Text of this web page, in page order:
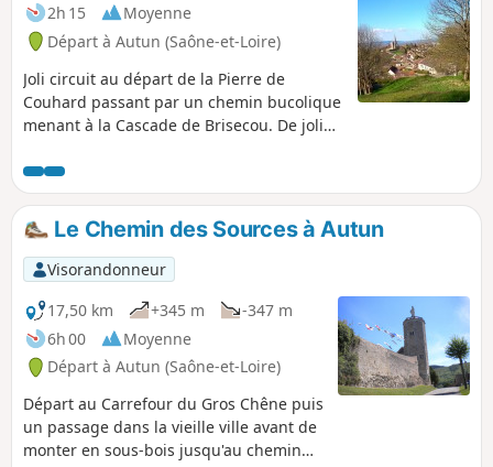
2h 15
Moyenne
Départ à Autun (Saône-et-Loire)
Joli circuit au départ de la Pierre de
Couhard passant par un chemin bucolique
menant à la Cascade de Brisecou. De jolies
Le Chemin des Sources à Autun
Visorandonneur
17,50 km
+345 m
-347 m
6h 00
Moyenne
Départ à Autun (Saône-et-Loire)
Départ au Carrefour du Gros Chêne puis
un passage dans la vieille ville avant de
monter en sous-bois jusqu'au chemin